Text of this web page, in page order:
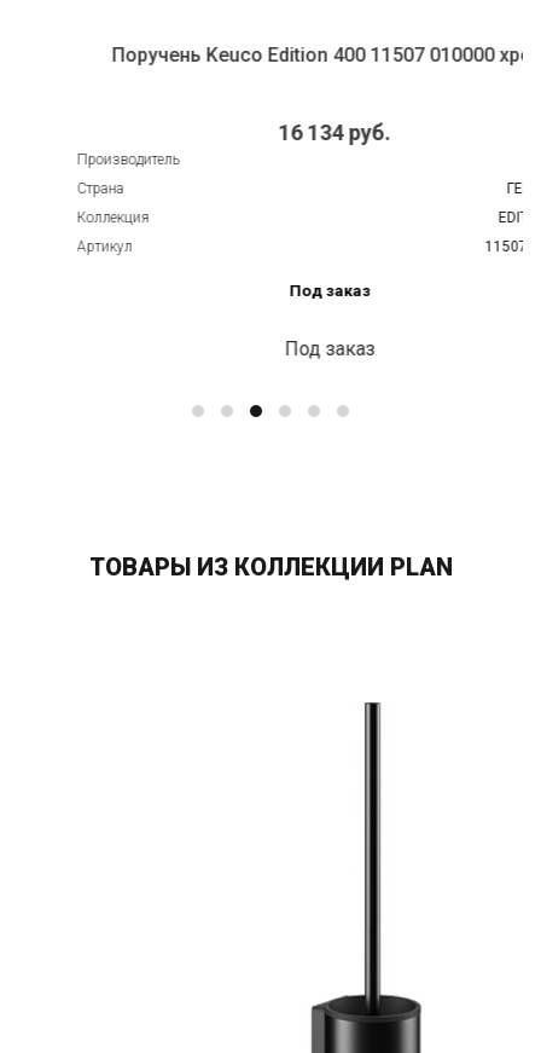
Поручень Keuco Edition 400 11507 010000 хром
16 134 руб.
Производитель
ГЕРМАНИЯ
Коллекция
EDITION 400
11507 010000
Под заказ
Под заказ
ТОВАРЫ ИЗ КОЛЛЕКЦИИ PLAN